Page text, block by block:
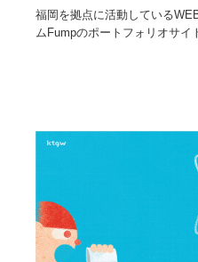
福岡を拠点に活動している
ムFumpのポートフォリオサイ